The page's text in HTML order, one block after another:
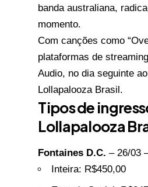
banda australiana,
momento.
Com canções como
plataformas de
Audio, no dia seguinte
Lollapalooza Brasil.
Tipos de
Lollapalooza
Fontaines D.C. – 26/03
Inteira: R$450,00